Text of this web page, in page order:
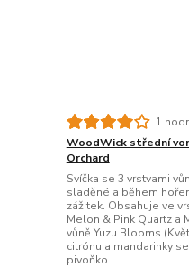
1
WoodWick střední
Orchard
Svíčka se 3 vrstvami
sladěné a během
zážitek. Obsahuje ve
Melon & Pink Quartz a
vůně Yuzu Blooms
citrónu a mandarinky
pivoňko...